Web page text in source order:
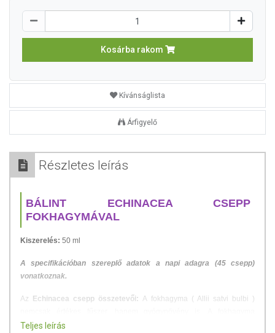
Kosárba rakom
Kívánságlista
Árfigyelő
Részletes leírás
BÁLINT ECHINACEA CSEPP
FOKHAGYMÁVAL
Kiszerelés: 50 ml
A specifikációban szereplő adatok a napi adagra (45 csepp)
vonatkoznak.
Az Echinacea csepp összetevői: A fokhagyma ( Allii satvi bulbi )
számtalan fontos vitamint és tápanyagot tartalmaz. Allicin tartalma
Teljes leírás